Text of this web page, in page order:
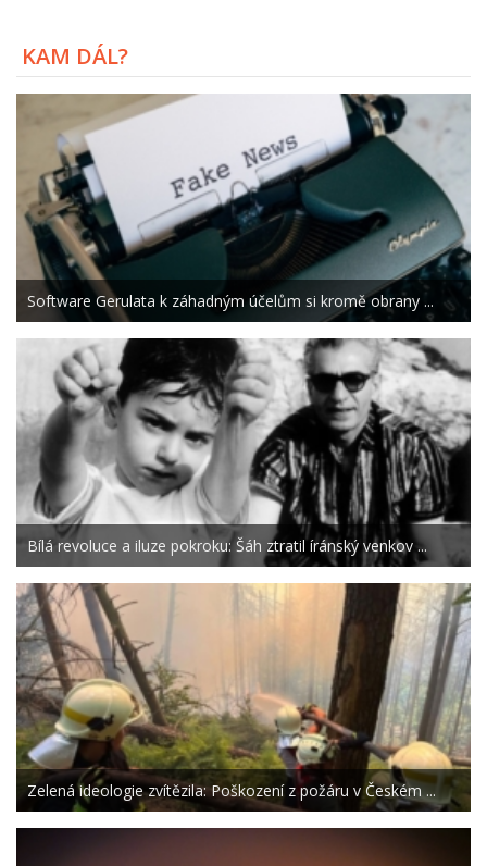
KAM DÁL?
Software Gerulata k záhadným účelům si kromě obrany ...
Bílá revoluce a iluze pokroku: Šáh ztratil íránský venkov ...
Zelená ideologie zvítězila: Poškození z požáru v Českém ...